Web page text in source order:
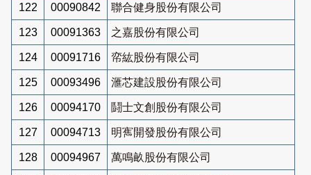
122 00090842 聯合健身股份有限公司
123 00091363 之嘉股份有限公司
124 00091716 帟紘股份有限公司
125 00093496 滙芯建設股份有限公司
126 00094170 鬪士文創股份有限公司
127 00094713 明寯開發股份有限公司
128 00094967 萬鳴畝股份有限公司